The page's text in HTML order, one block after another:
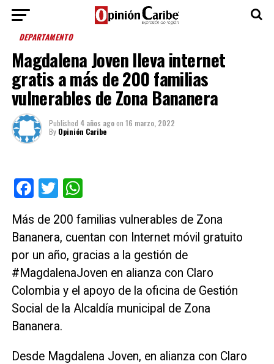
DEPARTAMENTO
Magdalena Joven lleva internet
gratis a más de 200 familias
vulnerables de Zona Bananera
Published 4 años agoon 16 marzo, 2022
By Opinión Caribe
Facebook
TwitterWhatsApp
Más de 200 familias vulnerables de Zona
Bananera, cuentan con Internet móvil gratuito
por un año, gracias a la gestión de
#MagdalenaJoven en alianza con Claro
Colombia y el apoyo de la oficina de Gestión
Social de la Alcaldía municipal de Zona
Bananera.
Desde Magdalena Joven, en alianza con Claro